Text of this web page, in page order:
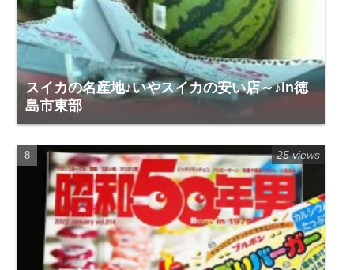
スイカの名産地♪いやスイカの安い店～♪in徳
島市東部
25 views